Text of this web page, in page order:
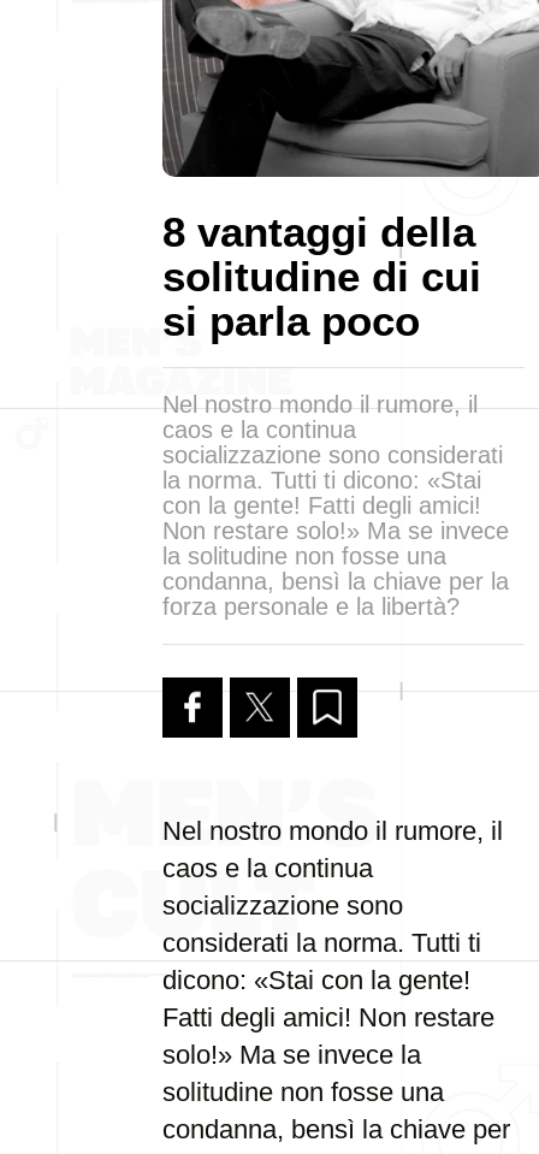
8 vantaggi della
solitudine di cui
si parla poco
Nel nostro mondo il rumore, il
caos e la continua
socializzazione sono considerati
la norma. Tutti ti dicono: «Stai
con la gente! Fatti degli amici!
Non restare solo!» Ma se invece
la solitudine non fosse una
condanna, bensì la chiave per la
forza personale e la libertà?
Nel nostro mondo il rumore, il
caos e la continua
socializzazione sono
considerati la norma. Tutti ti
dicono: «Stai con la gente!
Fatti degli amici! Non restare
solo!» Ma se invece la
solitudine non fosse una
condanna, bensì la chiave per